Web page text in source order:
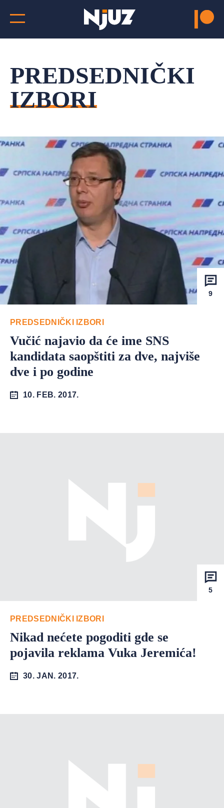
PREDSEDNIČKI
IZBORI
9
PREDSEDNIČKI IZBORI
Vučić najavio da će ime SNS
kandidata saopštiti za dve, najviše
dve i po godine
10. FEB. 2017.
5
PREDSEDNIČKI IZBORI
Nikad nećete pogoditi gde se
pojavila reklama Vuka Jeremića!
30. JAN. 2017.